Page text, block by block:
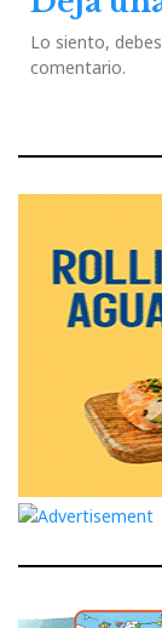
Lo siento,
comentario.